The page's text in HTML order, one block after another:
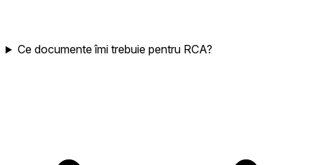
Ce documente îmi trebuie pentru RCA?